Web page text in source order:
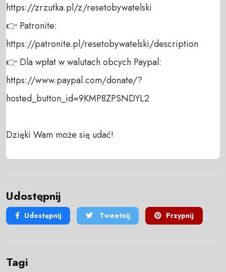
https://zrzutka.pl/z/resetobywatelski
👉 Patronite:
https://patronite.pl/resetobywatelski/description
👉 Dla wpłat w walutach obcych Paypal:
https://www.paypal.com/donate/?
hosted_button_id=9KMP8ZPSNDYL2
Dzięki Wam może się udać!
Udostępnij
Udostępnij Tweetnij Przypnij
Tagi